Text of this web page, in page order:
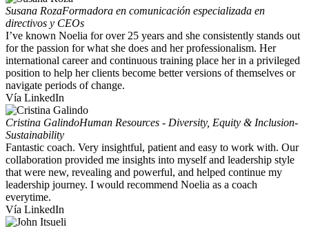
Susana RozaFormadora en comunicación especializada en
directivos y CEOs
I’ve known Noelia for over 25 years and she consistently stands out
for the passion for what she does and her professionalism. Her
international career and continuous training place her in a privileged
position to help her clients become better versions of themselves or
navigate periods of change.
Vía LinkedIn
Cristina GalindoHuman Resources - Diversity, Equity & Inclusion-
Sustainability
Fantastic coach. Very insightful, patient and easy to work with. Our
collaboration provided me insights into myself and leadership style
that were new, revealing and powerful, and helped continue my
leadership journey. I would recommend Noelia as a coach
everytime.
Vía LinkedIn